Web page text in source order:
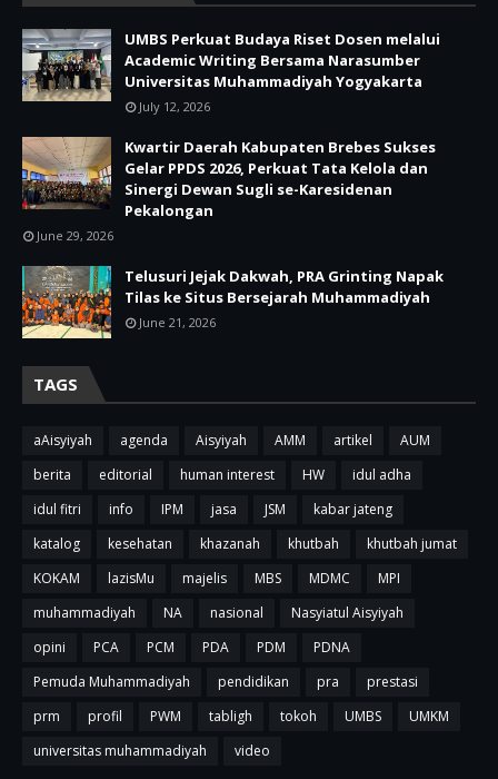
UMBS Perkuat Budaya Riset Dosen melalui
Academic Writing Bersama Narasumber
Universitas Muhammadiyah Yogyakarta
July 12, 2026
Kwartir Daerah Kabupaten Brebes Sukses
Gelar PPDS 2026, Perkuat Tata Kelola dan
Sinergi Dewan Sugli se-Karesidenan
Pekalongan
June 29, 2026
Telusuri Jejak Dakwah, PRA Grinting Napak
Tilas ke Situs Bersejarah Muhammadiyah
June 21, 2026
TAGS
aAisyiyah agenda Aisyiyah AMM artikel
AUM
berita
editorial human interest HW
idul adha
idul fitri
info IPM jasa JSM
kabar jateng
katalog
kesehatan khazanah khutbah
khutbah jumat
KOKAM
lazisMu majelis MBS MDMC
MPI
muhammadiyah
NA nasional
Nasyiatul Aisyiyah
opini
PCA PCM PDA PDM
PDNA
Pemuda Muhammadiyah
pendidikan pra
prestasi
prm
profil PWM tabligh tokoh UMBS
UMKM
universitas muhammadiyah
video